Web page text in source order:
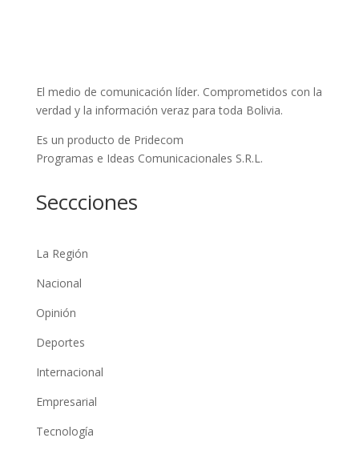
El medio de comunicación líder. Comprometidos con la
verdad y la información veraz para toda Bolivia.
Es un producto de Pridecom
Programas e Ideas Comunicacionales S.R.L.
Seccciones
La Región
Nacional
Opinión
Deportes
Internacional
Empresarial
Tecnología